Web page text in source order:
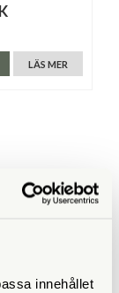
innehållet
LÄS MER